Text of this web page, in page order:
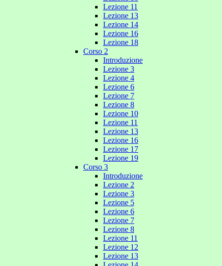
Lezione 11
Lezione 13
Lezione 14
Lezione 16
Lezione 18
Corso 2
Introduzione
Lezione 3
Lezione 4
Lezione 6
Lezione 7
Lezione 8
Lezione 10
Lezione 11
Lezione 13
Lezione 16
Lezione 17
Lezione 19
Corso 3
Introduzione
Lezione 2
Lezione 3
Lezione 5
Lezione 6
Lezione 7
Lezione 8
Lezione 11
Lezione 12
Lezione 13